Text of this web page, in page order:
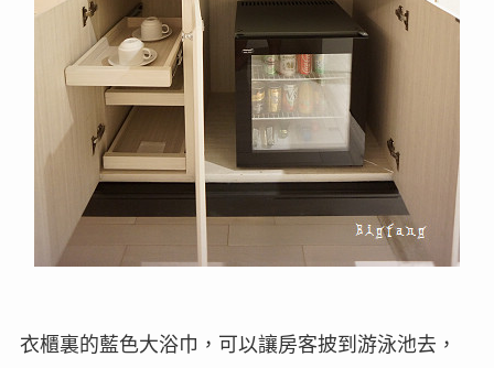
衣櫃裏的藍色大浴巾，可以讓房客披到游泳池去，